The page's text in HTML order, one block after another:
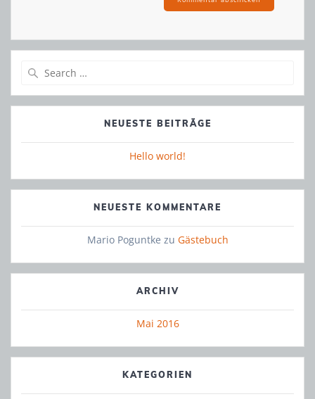
NEUESTE BEITRÄGE
Hello world!
NEUESTE KOMMENTARE
Mario Poguntke zu Gästebuch
ARCHIV
Mai 2016
KATEGORIEN